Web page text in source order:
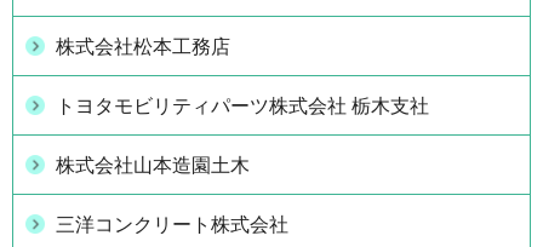
株式会社松本工務店
トヨタモビリティパーツ株式会社 栃木支社
株式会社山本造園土木
三洋コンクリート株式会社